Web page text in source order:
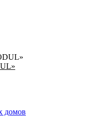
домов